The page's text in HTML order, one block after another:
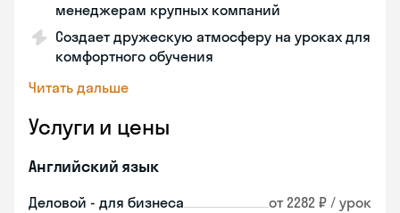
менеджерам крупных компаний
Создает дружескую атмосферу на уроках для
комфортного обучения
Читать дальше
Услуги и цены
Английский язык
Деловой - для бизнеса от 2282 ₽ / урок